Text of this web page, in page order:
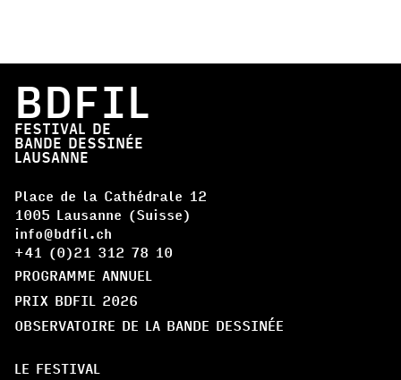
BDFIL
FESTIVAL DE
BANDE DESSINÉE
LAUSANNE
Place de la Cathédrale 12
1005 Lausanne (Suisse)
info@bdfil.ch
+41 (0)21 312 78 10
PROGRAMME ANNUEL
PRIX BDFIL 2026
OBSERVATOIRE DE LA BANDE DESSINÉE
LE FESTIVAL